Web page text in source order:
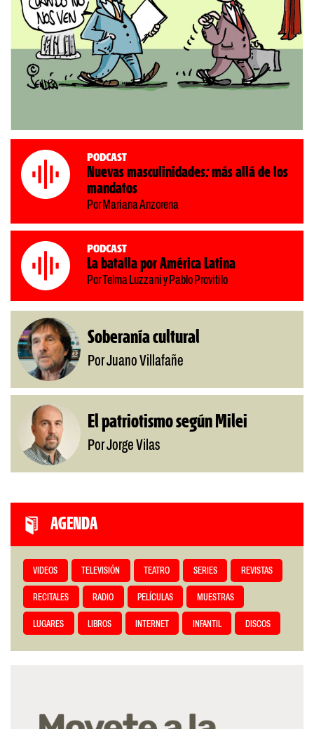
Podcast
Nuevas masculinidades: más allá de los
mandatos
Por Mariana Anzorena
Podcast
La batalla por América Latina
Por Telma Luzzani y Pablo Provitilo
Soberanía cultural
Por Juano Villafañe
El patriotismo según Milei
Por Jorge Vilas
AGENDA
VIDEOS TELEVISIÓN TEATRO SERIES REVISTAS
RECITALES RADIO PELÍCULAS MUESTRAS
LUGARES LIBROS INTERNET INFANTIL DISCOS